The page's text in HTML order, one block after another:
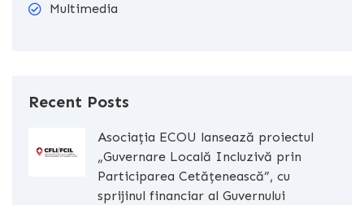
Multimedia
Recent Posts
Asociația ECOU lansează proiectul
„Guvernare Locală Incluzivă prin
Participarea Cetățenească”, cu
sprijinul financiar al Guvernului